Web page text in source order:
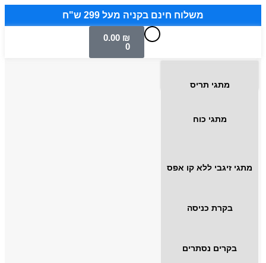
משלוח חינם בקניה מעל 299 ש"ח
0.00 ₪
0
מתגי תריס
מתגי כוח
מתגי זיגבי ללא קו אפס
בקרת כניסה
בקרים נסתרים